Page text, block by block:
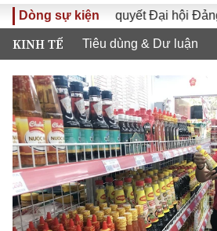
Dòng sự kiện
Đưa Nghị quyết Đại hội Đảng XIV
KINH TẾ Tiêu dùng & Dư luận